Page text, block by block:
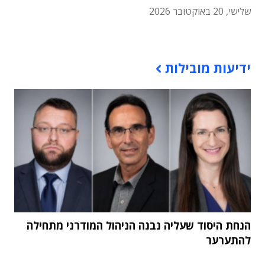
שלישי, 20 באוקטובר 2026
ידיעות מובילות
הנחת היסוד שעליה נבנה הניהול המודרני מתחילה
להתערער